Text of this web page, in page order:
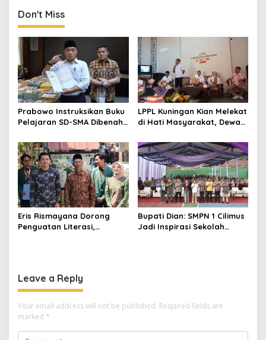
Don't Miss
Prabowo Instruksikan Buku
Pelajaran SD-SMA Dibenahi,
sebagai Referensi
LPPL Kuningan Kian Melekat
di Hati Masyarakat, Dewas
Digital
Eris Rismayana Dorong
Penguatan Literasi,
Bupati Dian: SMPN 1 Cilimus
Jadi Inspirasi Sekolah
Leave a Reply
Your email address will not be published. Required fields are
marked *